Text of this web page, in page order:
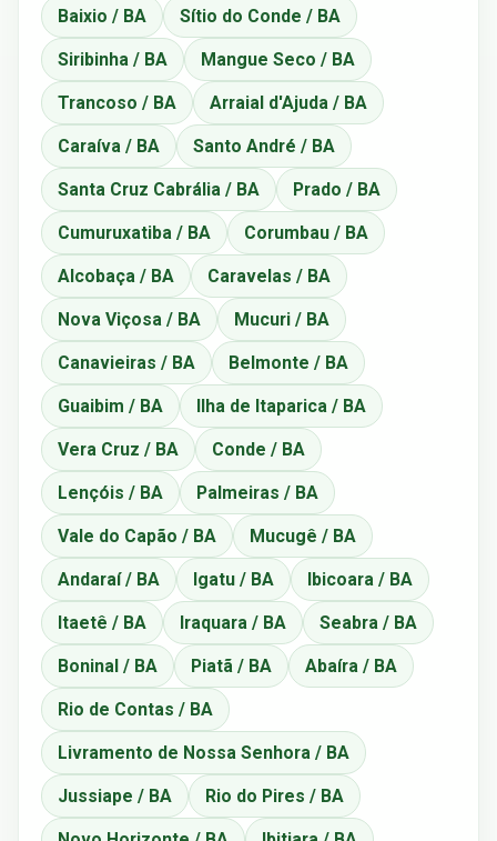
Baixio / BA Sítio do Conde / BA
Siribinha / BA Mangue Seco / BA
Trancoso / BA Arraial d'Ajuda / BA
Caraíva / BA Santo André / BA
Santa Cruz Cabrália / BA Prado / BA
Cumuruxatiba / BA Corumbau / BA
Alcobaça / BA Caravelas / BA
Nova Viçosa / BA Mucuri / BA
Canavieiras / BA Belmonte / BA
Guaibim / BA Ilha de Itaparica / BA
Vera Cruz / BA Conde / BA
Lençóis / BA Palmeiras / BA
Vale do Capão / BA Mucugê / BA
Andaraí / BA Igatu / BA Ibicoara / BA
Itaetê / BA Iraquara / BA Seabra / BA
Boninal / BA Piatã / BA Abaíra / BA
Rio de Contas / BA
Livramento de Nossa Senhora / BA
Jussiape / BA Rio do Pires / BA